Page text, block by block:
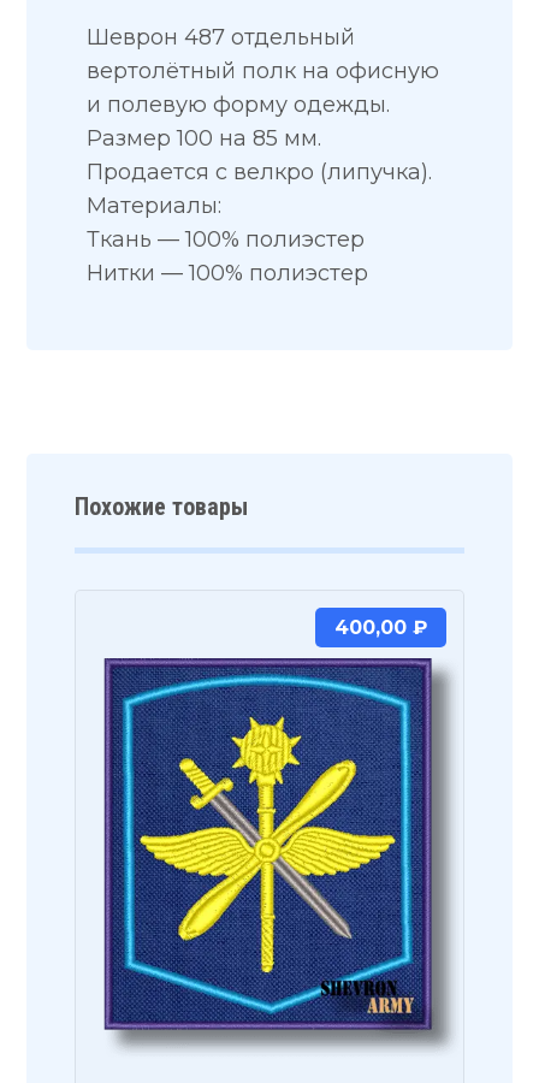
Шеврон 487 отдельный
вертолётный полк на офисную
и полевую форму одежды.
Размер 100 на 85 мм.
Продается с велкро (липучка).
Материалы:
Ткань — 100% полиэстер
Нитки — 100% полиэстер
Похожие товары
400,00 ₽